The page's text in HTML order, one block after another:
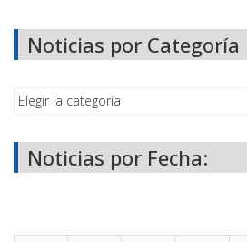
Noticias por Categoría
Noticias por Fecha: